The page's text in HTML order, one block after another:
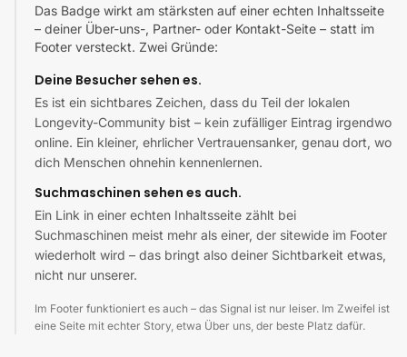
Das Badge wirkt am stärksten auf einer echten Inhaltsseite
– deiner Über-uns-, Partner- oder Kontakt-Seite – statt im
Footer versteckt. Zwei Gründe:
Deine Besucher sehen es.
Es ist ein sichtbares Zeichen, dass du Teil der lokalen
Longevity-Community bist – kein zufälliger Eintrag irgendwo
online. Ein kleiner, ehrlicher Vertrauensanker, genau dort, wo
dich Menschen ohnehin kennenlernen.
Suchmaschinen sehen es auch.
Ein Link in einer echten Inhaltsseite zählt bei
Suchmaschinen meist mehr als einer, der sitewide im Footer
wiederholt wird – das bringt also deiner Sichtbarkeit etwas,
nicht nur unserer.
Im Footer funktioniert es auch – das Signal ist nur leiser. Im Zweifel ist
eine Seite mit echter Story, etwa Über uns, der beste Platz dafür.